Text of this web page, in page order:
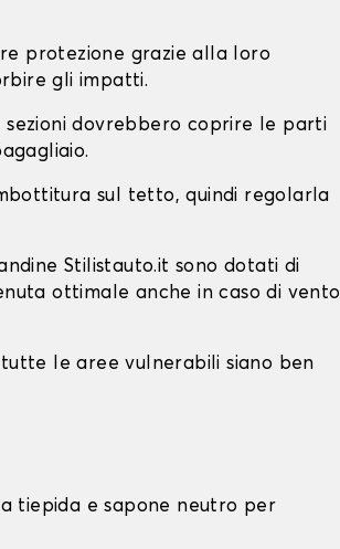
protezione grazie alla loro
gli impatti.
sezioni dovrebbero coprire le parti
sul tetto, quindi regolarla
Stilistauto.it sono dotati di
ottimale anche in caso di vento
tutte le aree vulnerabili siano ben
tiepida e sapone neutro per